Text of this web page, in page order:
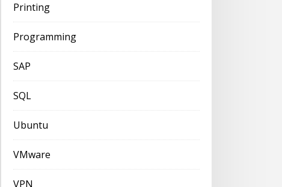
Printing
Programming
SAP
SQL
Ubuntu
VMware
VPN